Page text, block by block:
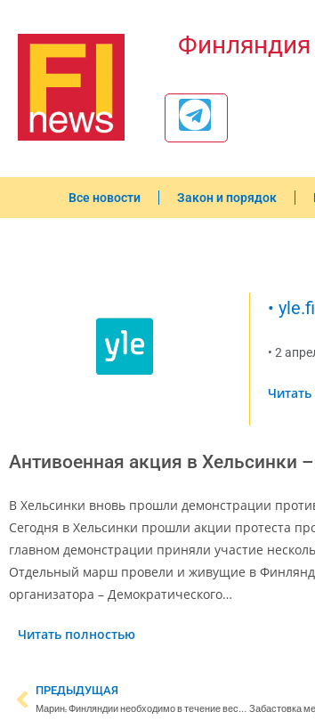
Финляндия
Все новости Закон и порядок
• yle.fi
• 2
Антивоенная акция в Хельсинки
В Хельсинки вновь прошли демонстрации
Сегодня в Хельсинки прошли акции протеста
главном демонстрации приняли участие
Отдельный марш провели и живущие в
организатора – Демократического…
Читать полностью
ПРЕДЫДУЩАЯ
Марин: Финляндии необходимо в течение весны пересмотреть вопрос о вступлении в военные союзы